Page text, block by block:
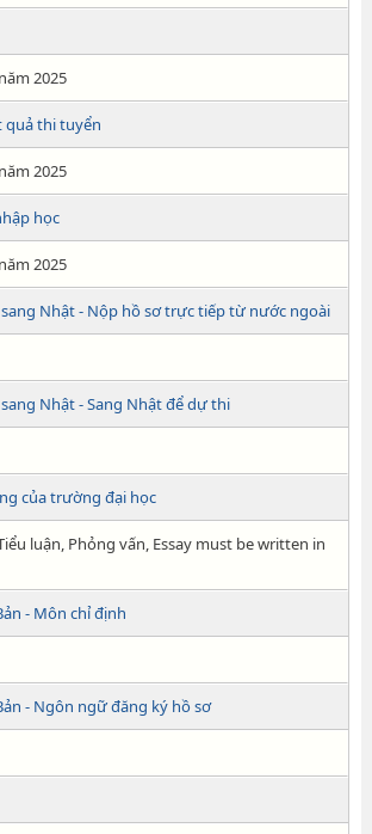
2025
quả thi tuyển
2025
học
2025
Nhật - Nộp hồ sơ trực tiếp từ nước ngoài
Nhật - Sang Nhật để dự thi
của trường đại học
luận, Phỏng vấn, Essay must be written in
- Môn chỉ định
- Ngôn ngữ đăng ký hồ sơ